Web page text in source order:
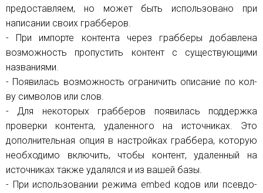
предоставляем, но может быть использовано при
написании своих грабберов.
- При импорте контента через грабберы добавлена
возможность пропустить контент с существующими
названиями.
- Появилась возможность ограничить описание по кол-
ву символов или слов.
- Для некоторых грабберов появилась поддержка
проверки контента, удаленного на источниках. Это
дополнительная опция в настройках граббера, которую
необходимо включить, чтобы контент, удаленный на
источниках также удалялся и из вашей базы.
- При использовании режима embed кодов или псевдо-